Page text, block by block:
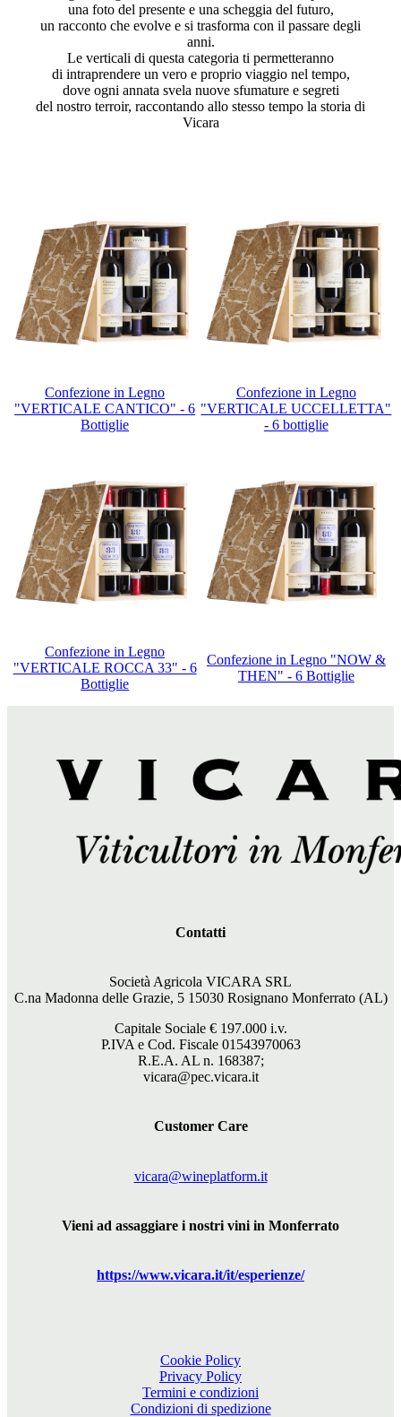
una foto del presente e una scheggia del futuro,
un racconto che evolve e si trasforma con il passare degli
anni.
Le verticali di questa categoria ti permetteranno
di intraprendere un vero e proprio viaggio nel tempo,
dove ogni annata svela nuove sfumature e segreti
del nostro terroir, raccontando allo stesso tempo la storia di
Vicara
Confezione in Legno
"VERTICALE CANTICO" - 6
Bottiglie
Confezione in Legno
"VERTICALE UCCELLETTA"
- 6 bottiglie
Confezione in Legno
"VERTICALE ROCCA 33" - 6
Bottiglie
Confezione in Legno "NOW &
THEN" - 6 Bottiglie
Contatti
Società Agricola VICARA SRL
C.na Madonna delle Grazie, 5 15030 Rosignano Monferrato (AL)
Capitale Sociale € 197.000i.v.
P.IVA e Cod. Fiscale 01543970063
R.E.A. AL n. 168387;
vicara@pec.vicara.it
Customer Care
vicara@wineplatform.it
Vieni ad assaggiare i nostri vini in Monferrato
https://www.vicara.it/it/esperienze/
Cookie Policy
Privacy Policy
Termini e condizioni
Condizioni di spedizione